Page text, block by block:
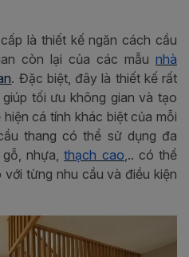
là thiết kế ngăn cách cầu
còn lại của các mẫu nhà
. Đặc biệt, đây là thiết kế rất
tối ưu không gian và tạo
cá tính khác biệt của mỗi
thang có thể sử dụng đa
nhựa,thạch cao,.. có thể
từng nhu cầu và điều kiện